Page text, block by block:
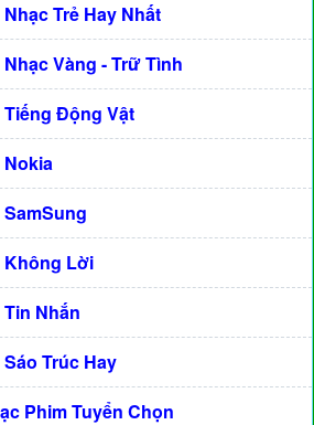
Trẻ Hay Nhất
Vàng - Trữ Tình
Động Vật
Không Lời
Nhắn
Trúc Hay
Phim Tuyển Chọn